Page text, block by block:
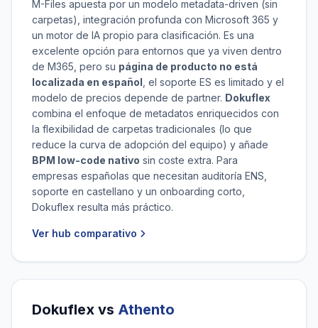
M-Files apuesta por un modelo metadata-driven (sin
carpetas), integración profunda con Microsoft 365 y
un motor de IA propio para clasificación. Es una
excelente opción para entornos que ya viven dentro
de M365, pero su página de producto no está
localizada en español , el soporte ES es limitado y el
modelo de precios depende de partner. Dokuflex
combina el enfoque de metadatos enriquecidos con
la flexibilidad de carpetas tradicionales (lo que
reduce la curva de adopción del equipo) y añade
BPM low-code nativo sin coste extra. Para
empresas españolas que necesitan auditoría ENS,
soporte en castellano y un onboarding corto,
Dokuflex resulta más práctico.
Ver hub comparativo
Dokuflex vs Athento